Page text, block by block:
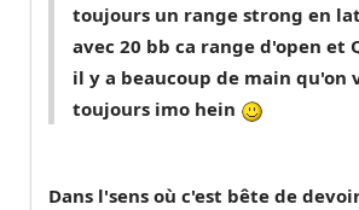
toujours un range strong en
avec 20 bb ca range d'open et
il y a beaucoup de main qu'on
toujours imo hein
Dans l'sens où c'est bête de